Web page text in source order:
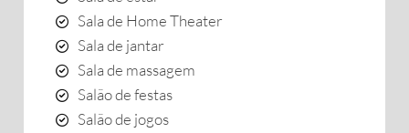
Sala de Home Theater
Sala de jantar
Sala de massagem
Salão de festas
Salão de jogos